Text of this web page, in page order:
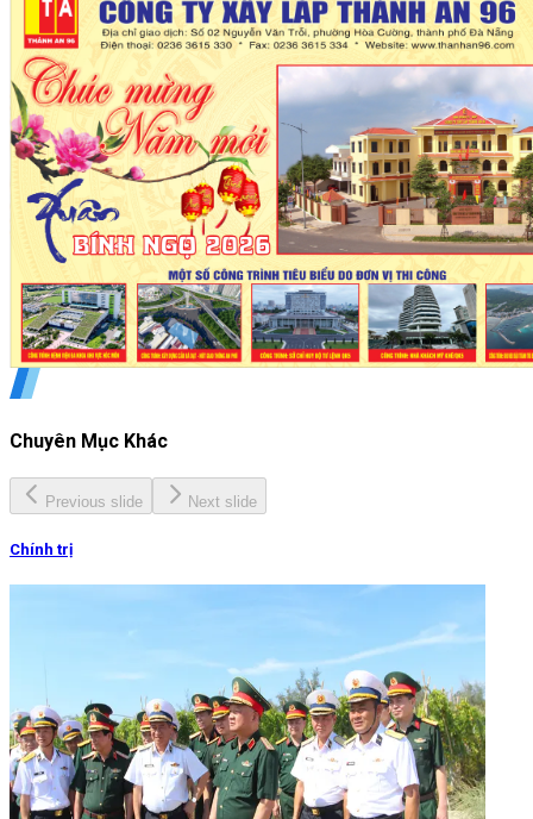
Chuyên Mục Khác
Previous slide Next slide
Chính trị